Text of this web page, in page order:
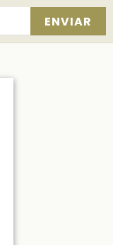
ENVIAR